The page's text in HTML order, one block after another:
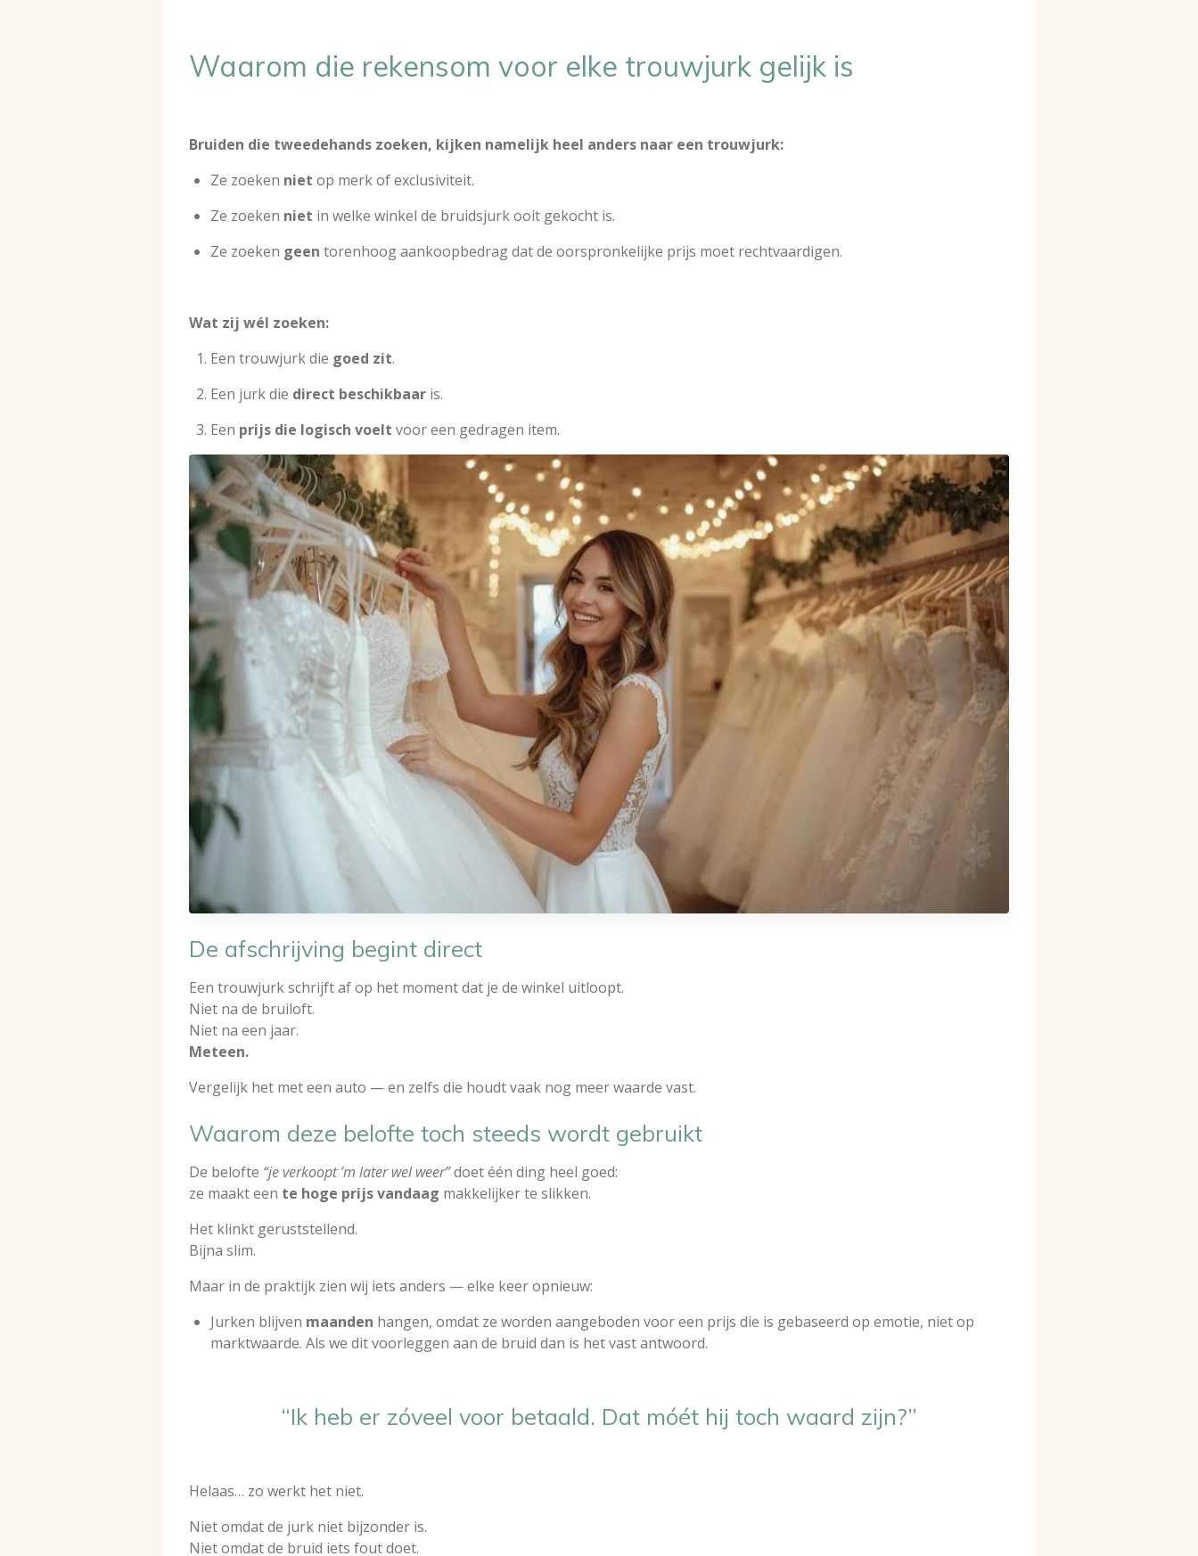
Waarom die rekensom voor elke trouwjurk gelijk is
Bruiden die tweedehands zoeken, kijken namelijk heel anders naar een trouwjurk:
Ze zoeken niet op merk of exclusiviteit.
Ze zoeken niet in welke winkel de bruidsjurk ooit gekocht is.
Ze zoeken geen torenhoog aankoopbedrag dat de oorspronkelijke prijs moet rechtvaardigen.
Wat zij wél zoeken:
Een trouwjurk die goed zit.
Een jurk die direct beschikbaar is.
Een prijs die logisch voelt voor een gedragen item.
De afschrijving begint direct
Een trouwjurk schrijft af op het moment dat je de winkel uitloopt.
Niet na de bruiloft.
Niet na een jaar.
Meteen.
Vergelijk het met een auto — en zelfs die houdt vaak nog meer waarde vast.
Waarom deze belofte toch steeds wordt gebruikt
De belofte “je verkoopt ’m later wel weer”doet één ding heel goed:
ze maakt een te hoge prijs vandaag makkelijker te slikken.
Het klinkt geruststellend.
Bijna slim.
Maar in de praktijk zien wij iets anders — elke keer opnieuw:
Jurken blijven maanden hangen, omdat ze worden aangeboden voor een prijs die is gebaseerd op emotie, niet op
marktwaarde. Als we dit voorleggen aan de bruid dan is het vast antwoord.
“Ik heb er zóveel voor betaald. Dat móét hij toch waard zijn?”
Helaas… zo werkt het niet.
Niet omdat de jurk niet bijzonder is.
Niet omdat de bruid iets fout doet.